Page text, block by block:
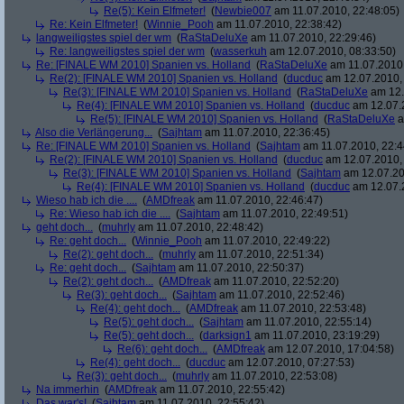
Re(5): Kein Elfmeter! (Newbie007 am 11.07.2010, 22:48:05)
Re: Kein Elfmeter! (Winnie_Pooh am 11.07.2010, 22:38:42)
langweiligstes spiel der wm (RaStaDeluXe am 11.07.2010, 22:29:46)
Re: langweiligstes spiel der wm (wasserkuh am 12.07.2010, 08:33:50)
Re: [FINALE WM 2010] Spanien vs. Holland (RaStaDeluXe am
Re(2): [FINALE WM 2010] Spanien vs. Holland (ducduc am
Re(3): [FINALE WM 2010] Spanien vs. Holland (RaStaDeluXe am
Re(4): [FINALE WM 2010] Spanien vs. Holland (ducduc am
Re(5): [FINALE WM 2010] Spanien vs. Holland (RaStaDeluXe
Also die Verlängerung... (Sajhtam am 11.07.2010, 22:36:45)
Re: [FINALE WM 2010] Spanien vs. Holland (Sajhtam am 11.07.2010,
Re(2): [FINALE WM 2010] Spanien vs. Holland (ducduc am
Re(3): [FINALE WM 2010] Spanien vs. Holland (Sajhtam am
Re(4): [FINALE WM 2010] Spanien vs. Holland (ducduc am
Wieso hab ich die .... (AMDfreak am 11.07.2010, 22:46:47)
Re: Wieso hab ich die .... (Sajhtam am 11.07.2010, 22:49:51)
geht doch... (muhrly am 11.07.2010, 22:48:42)
Re: geht doch... (Winnie_Pooh am 11.07.2010, 22:49:22)
Re(2): geht doch... (muhrly am 11.07.2010, 22:51:34)
Re: geht doch... (Sajhtam am 11.07.2010, 22:50:37)
Re(2): geht doch... (AMDfreak am 11.07.2010, 22:52:20)
Re(3): geht doch... (Sajhtam am 11.07.2010, 22:52:46)
Re(4): geht doch... (AMDfreak am 11.07.2010, 22:53:48)
Re(5): geht doch... (Sajhtam am 11.07.2010, 22:55:14)
Re(5): geht doch... (darksign1 am 11.07.2010, 23:19:29)
Re(6): geht doch... (AMDfreak am 12.07.2010, 17:04:58)
Re(4): geht doch... (ducduc am 12.07.2010, 07:27:53)
Re(3): geht doch... (muhrly am 11.07.2010, 22:53:08)
Na immerhin (AMDfreak am 11.07.2010, 22:55:42)